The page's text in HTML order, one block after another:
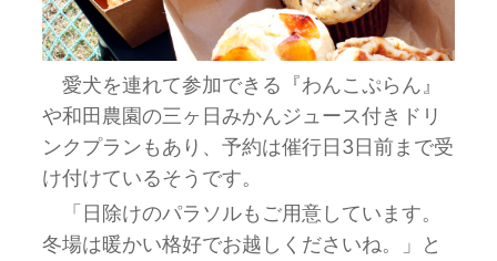
愛犬を連れて参加できる『わんこぷらん』
や和田農園の三ヶ日みかんジュース付きドリ
ンクプランもあり、予約は催行日3日前まで受
け付けているそうです。
「日除けのパラソルもご用意しています。
冬場は暖かい格好でお越しくださいね。」と